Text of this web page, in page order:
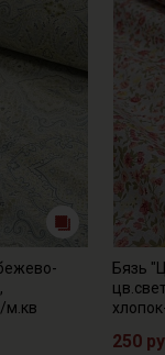
м.кв
Бязь
250